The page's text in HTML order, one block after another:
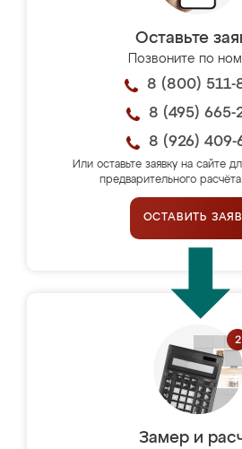
Оставьте
Позвоните по
8 (800) 511-
8 (495) 665-
8 (926) 409-
Или оставьте заявку на сайте
предварительного
ОСТАВИТЬ
Замер и